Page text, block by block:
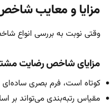
مزایا و معایب
وقتی نوبت به بررسی انواع
مزایای شاخص رضایت
کوتاه است، فرم بصری ساده‌ای
مقیاس رتبه‌بندی می‌تواند بر